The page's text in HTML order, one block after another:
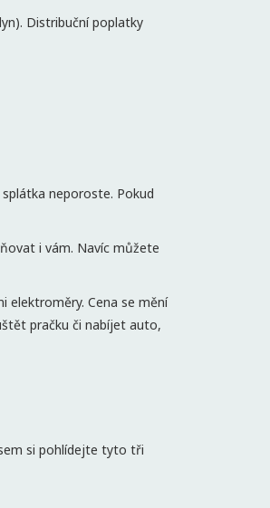
Distribuční poplatky
neporoste. Pokud
i vám. Navíc můžete
elektroměry. Cena se mění
pračku či nabíjet auto,
si pohlídejte tyto tři